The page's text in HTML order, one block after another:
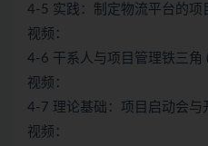
4-5 实践：制定物流平台的项
视频：
4-6 干系人与项目管理铁三角
视频：
4-7 理论基础：项目启动会与
视频：